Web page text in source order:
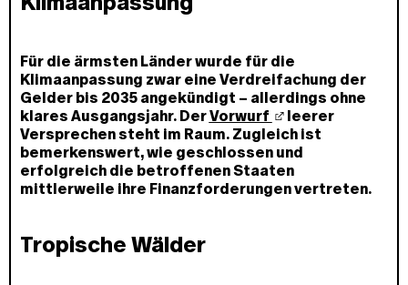
Für die ärmsten Länder wurde für die
Klimaanpassung zwar eine Verdreifachung der
Gelder bis 2035 angekündigt – allerdings ohne
klares Ausgangsjahr. DerVorwurf
leerer
Versprechen steht im Raum. Zugleich ist
bemerkenswert, wie geschlossen und
erfolgreich die betroffenen Staaten
mittlerweile ihre Finanzforderungen vertreten.
Tropische Wälder